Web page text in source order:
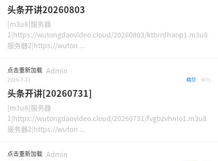
头条开讲20260803
[m3u8]服务器
1|https://wutongdaovideo.cloud/20260803/ktbrrdhaop1.m3u8
服务器2|https://wuton ...
点击重新加载 Admin
2026-7-31 71
精华
头条开讲[20260731]
[m3u8]服务器
1|https://wutongdaovideo.cloud/20260731/fvgbzvhnio1.m3u8
服务器2|https://wuton ...
点击重新加载 Admin